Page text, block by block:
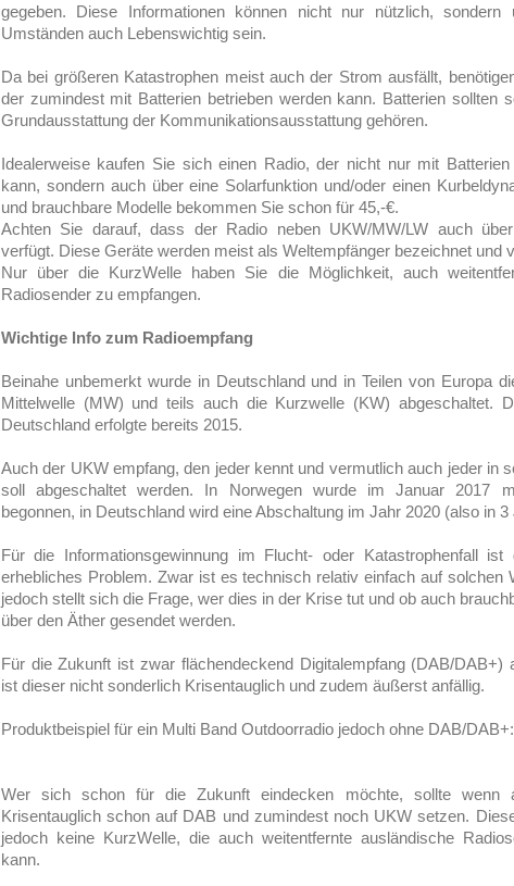
gegeben. Diese Informationen können nicht nur nützlich, sondern
Umständen auch Lebenswichtig sein.
Da bei größeren Katastrophen meist auch der Strom ausfällt,
der zumindest mit Batterien betrieben werden kann. Batterien sollten
Grundausstattung der Kommunikationsausstattung gehören.
Idealerweise kaufen Sie sich einen Radio, der nicht nur mit Batterien
kann, sondern auch über eine Solarfunktion und/oder einen
und brauchbare Modelle bekommen Sie schon für 45,-€.
Achten Sie darauf, dass der Radio neben UKW/MW/LW auch
verfügt. Diese Geräte werden meist als Weltempfänger bezeichnet und
Nur über die KurzWelle haben Sie die Möglichkeit, auch
Radiosender zu empfangen.
Wichtige Info zum Radioempfang
Beinahe unbemerkt wurde in Deutschland und in Teilen von Europa
Mittelwelle (MW) und teils auch die Kurzwelle (KW) abgeschaltet.
Deutschland erfolgte bereits 2015.
Auch der UKW empfang, den jeder kennt und vermutlich auch jeder in
soll abgeschaltet werden. In Norwegen wurde im Januar 2017
begonnen, in Deutschland wird eine Abschaltung im Jahr 2020 (also in
Für die Informationsgewinnung im Flucht- oder Katastrophenfall ist
erhebliches Problem. Zwar ist es technisch relativ einfach auf solchen
jedoch stellt sich die Frage, wer dies in der Krise tut und ob auch
über den Äther gesendet werden.
Für die Zukunft ist zwar flächendeckend Digitalempfang (DAB/DAB+)
ist dieser nicht sonderlich Krisentauglich und zudem äußerst anfällig.
Produktbeispiel für ein Multi Band Outdoorradio jedoch ohne DAB/DAB+:
Wer sich schon für die Zukunft eindecken möchte, sollte wenn
Krisentauglich schon auf DAB und zumindest noch UKW setzen.
jedoch keine KurzWelle, die auch weitentfernte ausländische
kann.